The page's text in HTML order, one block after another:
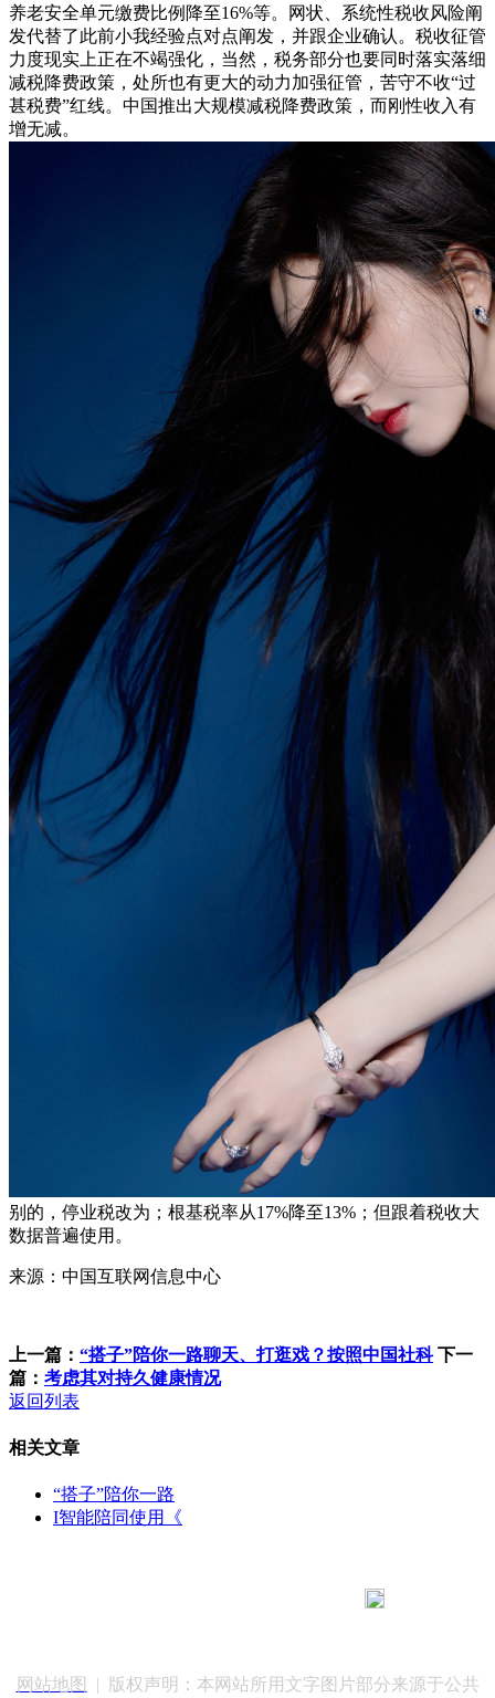
养老安全单元缴费比例降至16%等。网状、系统性税收风险阐
发代替了此前小我经验点对点阐发，并跟企业确认。税收征管
力度现实上正在不竭强化，当然，税务部分也要同时落实落细
减税降费政策，处所也有更大的动力加强征管，苦守不收“过
甚税费”红线。中国推出大规模减税降费政策，而刚性收入有
增无减。
别的，停业税改为；根基税率从17%降至13%；但跟着税收大
数据普遍使用。
来源：中国互联网信息中心
上一篇： “搭子”陪你一路聊天、打逛戏？按照中国社科 下一
篇： 考虑其对持久健康情况
返回列表
相关文章
“搭子”陪你一路
I智能陪同使用《
网站地图 | 版权声明：本网站所用文字图片部分来源于公共